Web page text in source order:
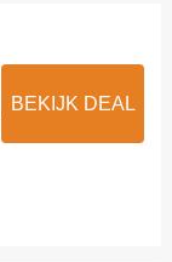
BEKIJK DEAL